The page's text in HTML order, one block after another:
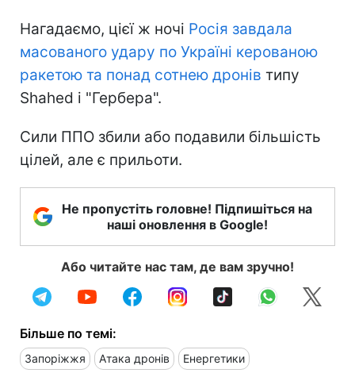
Нагадаємо, цієї ж ночі Росія завдала
масованого удару по Україні керованою
ракетою та понад сотнею дронів типу
Shahed і "Гербера".
Сили ППО збили або подавили більшість
цілей, але є прильоти.
Не пропустіть головне! Підпишіться на
наші оновлення в Google!
Або читайте нас там, де вам зручно!
Більше по темі:
Запоріжжя Атака дронів Енергетики